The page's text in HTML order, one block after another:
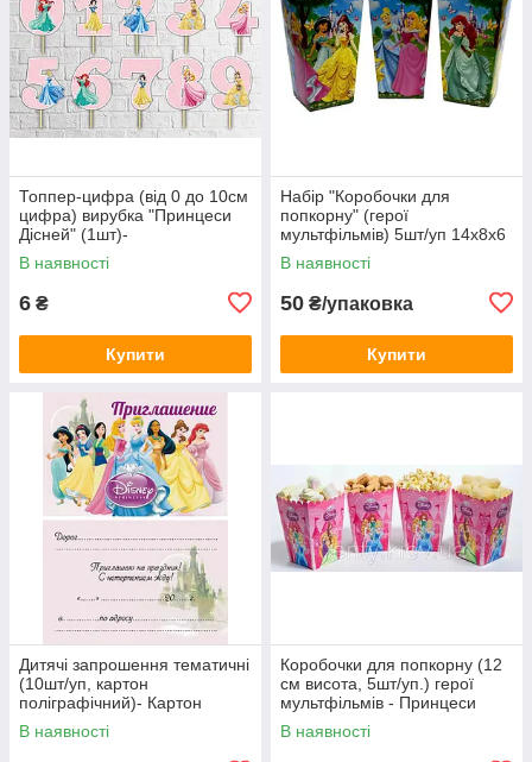
Топпер-цифра (від 0 до 10см
цифра) вирубка "Принцеси
Дісней" (1шт)-
В наявності
6 ₴
Купити
Набір "Коробочки для
попкорну" (герої
мультфільмів) 5шт/уп 14х8х6
- ПРИНЦЕСИ ДІСНЕЙ
В наявності
50 ₴/упаковка
Купити
Дитячі запрошення тематичні
(10шт/уп, картон
поліграфічний)- Картон
Поліграфія , Принцеси
Дісней-2 Світлий фон,
В наявності
Коробочки для попкорну (12
см висота, 5шт/уп.) герої
мультфільмів - Принцеси
Дісней 2, День Народження,
В наявності